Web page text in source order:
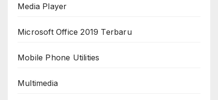
Media Player
Microsoft Office 2019 Terbaru
Mobile Phone Utilities
Multimedia